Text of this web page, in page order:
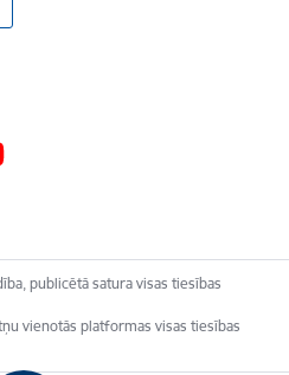
publicētā satura visas tiesības
vienotās platformas visas tiesības